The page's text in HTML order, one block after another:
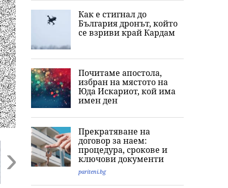
Как е стигнал до
България дронът, който
се взриви край Кардам
Почитаме апостола,
избран на мястото на
Юда Искариот, кой има
имен ден
Прекратяване на
договор за наем:
процедура, срокове и
ключови документи
pariteni.bg